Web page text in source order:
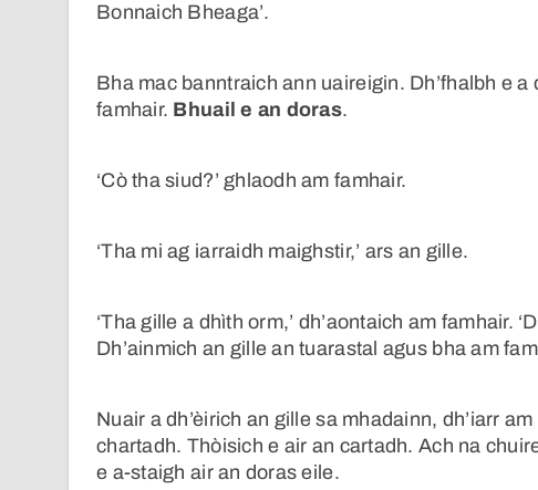
Bonnaich Bheaga’.
Bha mac banntraich ann uaireigin. Dh’fhalbh e
famhair. Bhuail e an doras.
‘Cò tha siud?’ ghlaodh am famhair.
‘Tha mi ag iarraidh maighstir,’ ars an gille.
‘Tha gille a dhìth orm,’ dh’aontaich am famhair.
Dh’ainmich an gille an tuarastal agus bha am
Nuair a dh’èirich an gille sa mhadainn, dh’iarr
chartadh. Thòisich e air an cartadh. Ach na
e a-staigh air an doras eile.